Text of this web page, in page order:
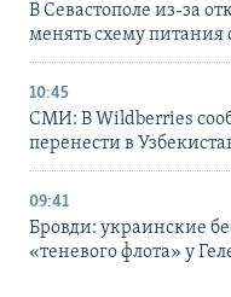
В Севастополе из-за
менять схему питания
10:45
СМИ: В Wildberries
перенести в
09:41
Бровди: украинские
«теневого флота» у